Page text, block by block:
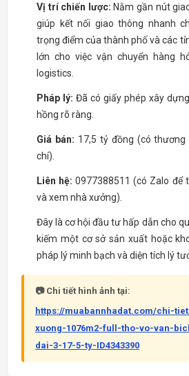
Vị trí chiến lược: Nằm gần nút
giúp kết nối giao thông nhanh
trọng điểm của thành phố và các
lớn cho việc vận chuyển hàng
logistics.
Pháp lý: Đã có giấy phép xây
hồng rõ ràng.
Giá bán: 17,5 tỷ đồng (có
chí).
Liên hệ: 0977388511 (có Zalo để
và xem nhà xưởng).
Đây là cơ hội đầu tư hấp dẫn cho
kiếm một cơ sở sản xuất hoặc
pháp lý minh bạch và diện tích lý
📷 Chi tiết hình ảnh tại:
https://muabannhadat.com/chi-
xuong-1076m2-full-tho-vo-van-
dai-3-17-5-ty-ID4343390